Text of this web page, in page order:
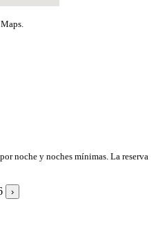
noche y noches mínimas. La reserva
›